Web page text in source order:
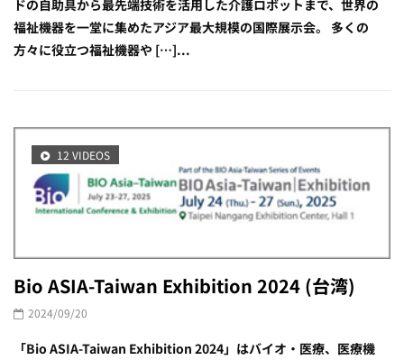
ドの自助具から最先端技術を活用した介護ロボットまで、世界の
福祉機器を一堂に集めたアジア最大規模の国際展示会。 多くの
方々に役立つ福祉機器や […]...
12 VIDEOS
Bio ASIA-Taiwan Exhibition 2024 (台湾)
2024/09/20
「Bio ASIA-Taiwan Exhibition 2024」はバイオ・医療、医療機